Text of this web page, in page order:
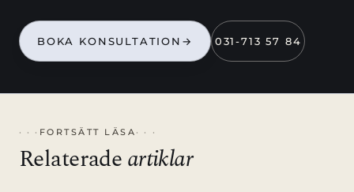
BOKA KONSULTATION → 031-713 57 84
FORTSÄTT LÄSA
Relateradeartiklar